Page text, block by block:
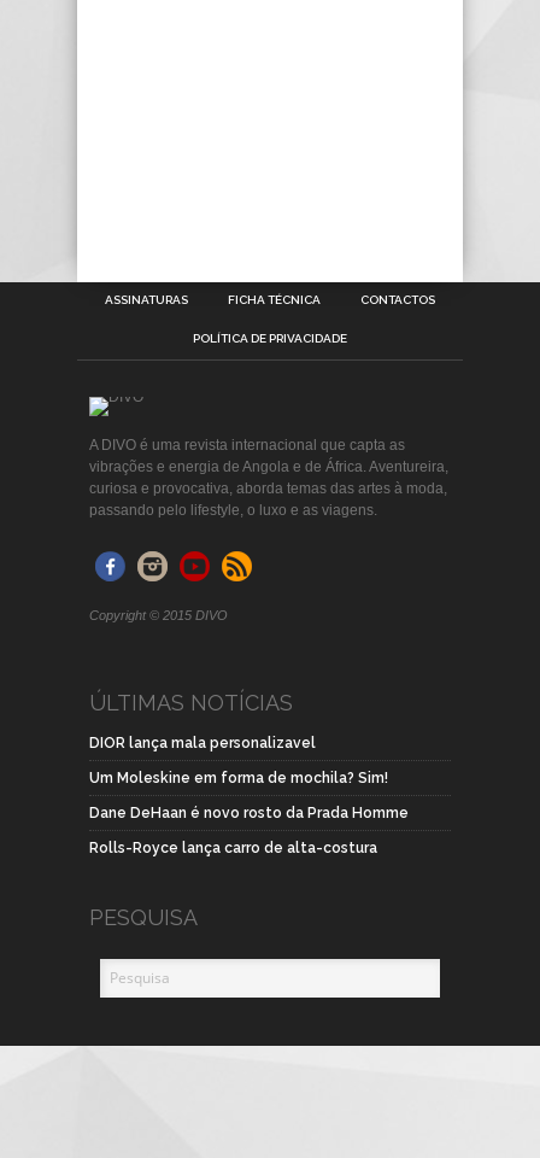
ASSINATURAS FICHA TÉCNICA CONTACTOS
POLÍTICA DE PRIVACIDADE
A DIVO é uma revista internacional que capta as
vibrações e energia de Angola e de África. Aventureira,
curiosa e provocativa, aborda temas das artes à moda,
passando pelo lifestyle, o luxo e as viagens.
Copyright © 2015 DIVO
ÚLTIMAS NOTÍCIAS
DIOR lança mala personalizavel
Um Moleskine em forma de mochila? Sim!
Dane DeHaan é novo rosto da Prada Homme
Rolls-Royce lança carro de alta-costura
PESQUISA